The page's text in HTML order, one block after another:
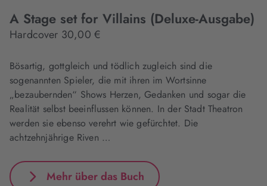
A Stage set for Villains (Deluxe-Ausgabe)
Hardcover 30,00 €
Bösartig, gottgleich und tödlich zugleich sind die
sogenannten Spieler, die mit ihren im Wortsinne
„bezaubernden“ Shows Herzen, Gedanken und sogar die
Realität selbst beeinflussen können. In der Stadt Theatron
werden sie ebenso verehrt wie gefürchtet. Die
achtzehnjährige Riven …
Mehr über das Buch